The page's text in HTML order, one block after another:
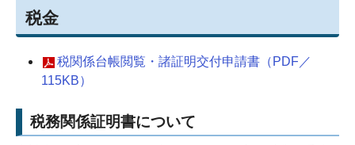
税金
税関係台帳閲覧・諸証明交付申請書（PDF／
115KB）
税務関係証明書について